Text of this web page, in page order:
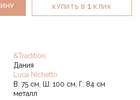
КУПИТЬ В 1 КЛИК
&Tradition
Дания
Luca Nichetto
В: 75 см, Ш: 100 см, Г: 84 см
металл